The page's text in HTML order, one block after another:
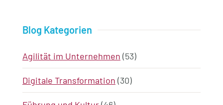
Blog Kategorien
Agilität im Unternehmen (53)
Digitale Transformation (30)